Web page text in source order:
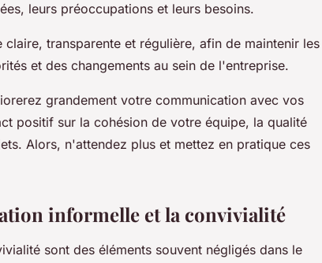
leurs préoccupations et leurs besoins.
transparente et régulière, afin de maintenir les
et des changements au sein de l'entreprise.
grandement votre communication avec vos
positif sur la cohésion de votre équipe, la qualité
Alors, n'attendez plus et mettez en pratique ces
informelle et la convivialité
sont des éléments souvent négligés dans le